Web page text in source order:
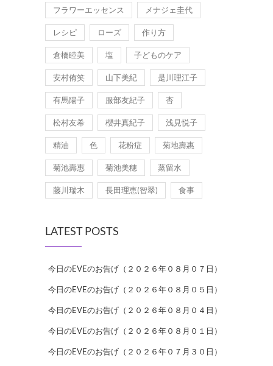
フラワーエッセンス メナジェ圭代
レシピ ローズ 作り方
倉橋睦美 塩 子どものケア
安村侑笑 山下美紀 是川理江子
有馬陽子 服部友紀子 杏
松村友希 櫻井真紀子 浅見悦子
精油 色 花粉症 菊地壽惠
菊池壽惠 菊池美穂 蒸留水
藤川瑞木 長田理恵(智翠) 食事
LATEST POSTS
今日のEVEのお告げ（２０２６年０８月０７日）
今日のEVEのお告げ（２０２６年０８月０５日）
今日のEVEのお告げ（２０２６年０８月０４日）
今日のEVEのお告げ（２０２６年０８月０１日）
今日のEVEのお告げ（２０２６年０７月３０日）